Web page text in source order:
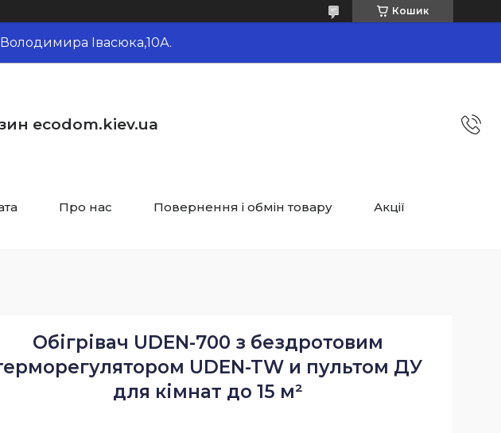
Кошик
Івасюка,10А.
ecodom.kiev.ua
Про нас Повернення і обмін товару Акції
Обігрівач UDEN-700 з бездротовим
UDEN-TW и пультом ДУ
для кімнат до 15 м²